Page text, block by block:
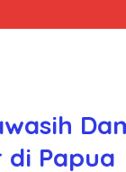
di Papua